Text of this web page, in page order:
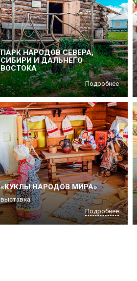
ПАРК НАРОДОВ СЕВЕРА,
СИБИРИ И ДАЛЬНЕГО
ВОСТОКА
Подробнее
«КУКЛЫ НАРОДОВ МИРА»
выставка
Подробнее